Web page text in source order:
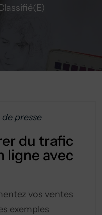
de presse
du trafic
ligne avec
vos ventes
exemples